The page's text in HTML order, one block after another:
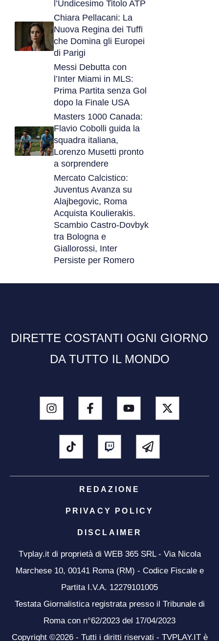
l’Undicesimo Titolo ATP
Chiara Pellacani: La
Nuova Regina dei Tuffi
che Domina gli Europei
di Parigi
Messi Debutta con
l’Inter Miami in MLS:
Prima Partita senza Gol
dopo la Finale USA
Masters 1000 Canada:
Flavio Cobolli guida la
squadra italiana,
Lorenzo Musetti pronto
a sorprendere
Mercato Calcistico:
Juventus Avanza su
Alajbegovic, Roma
Acquista Koulierakis.
Scambio Castro-Dovbyk
tra Bologna e
Giallorossi, Inter
Persiste per Romero
DIRETTE COSTANTI OGNI GIORNO
DA TUTTO IL MONDO
REDAZIONE
PRIVACY POLICY
DISCLAIMER
Tvplay.it di proprietà di WEB 365 SRL - Via Nicola
Marchese 10, 00141 Roma (RM) - Codice Fiscale e
Partita I.V.A. 12279101005
Testata Giornalistica registrata presso il Tribunale di
Roma con n°62/2023 del 17/04/2023
Copyright ©2026 - Tutti i diritti riservati - TVPLAY.IT è